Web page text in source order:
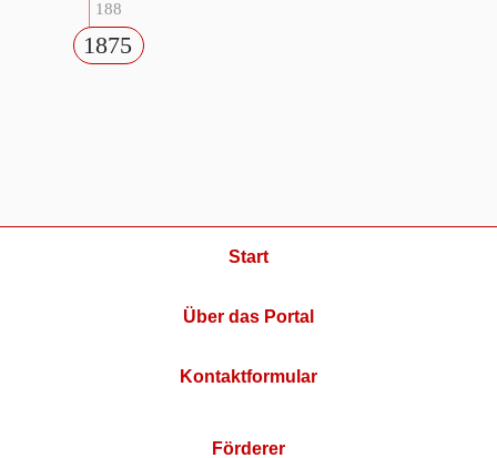
188
1875
Start
Über das Portal
Kontaktformular
Förderer